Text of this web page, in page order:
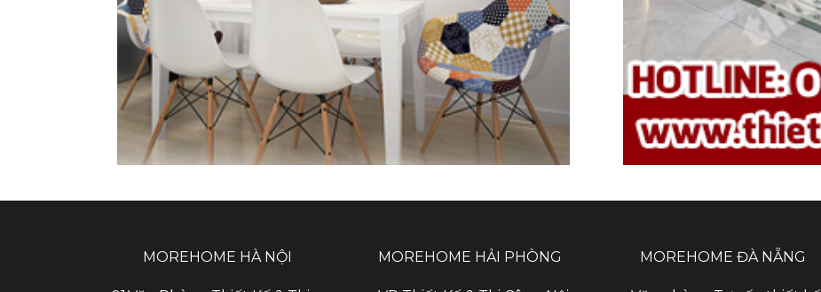
MOREHOME HÀ NỘI MOREHOME HẢI PHÒNG MOREHOME ĐÀ NẴNG